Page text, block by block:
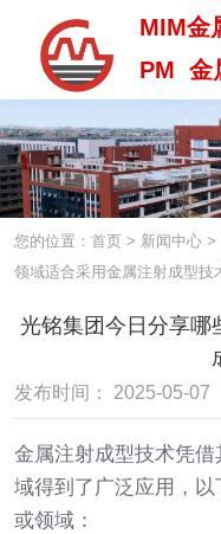
MIM金
PM 金
您的位置：首页 > 新闻中心 >
领域适合采用金属注射成型技
光铭集团今日分享哪
发布时间： 2025-05-07
金属注射成型技术凭
域得到了广泛应用，
或领域：